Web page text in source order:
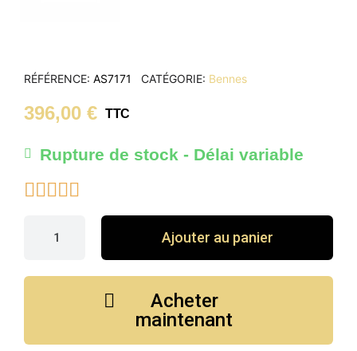
RÉFÉRENCE AS7171 CATÉGORIE Bennes
396,00 € TTC
Rupture de stock - Délai variable

Ajouter au panier
Acheter
maintenant